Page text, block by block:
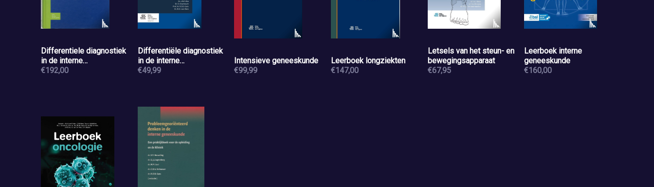
Differentiele diagnostiek
in de interne
geneeskunde
€192,00
Differentiële diagnostiek
in de interne
geneeskunde
€49,99
Intensieve geneeskunde
€99,99
Leerboek longziekten
€147,00
Letsels van het steun- en
bewegingsapparaat
€67,95
Leerboek interne
geneeskunde
€160,00